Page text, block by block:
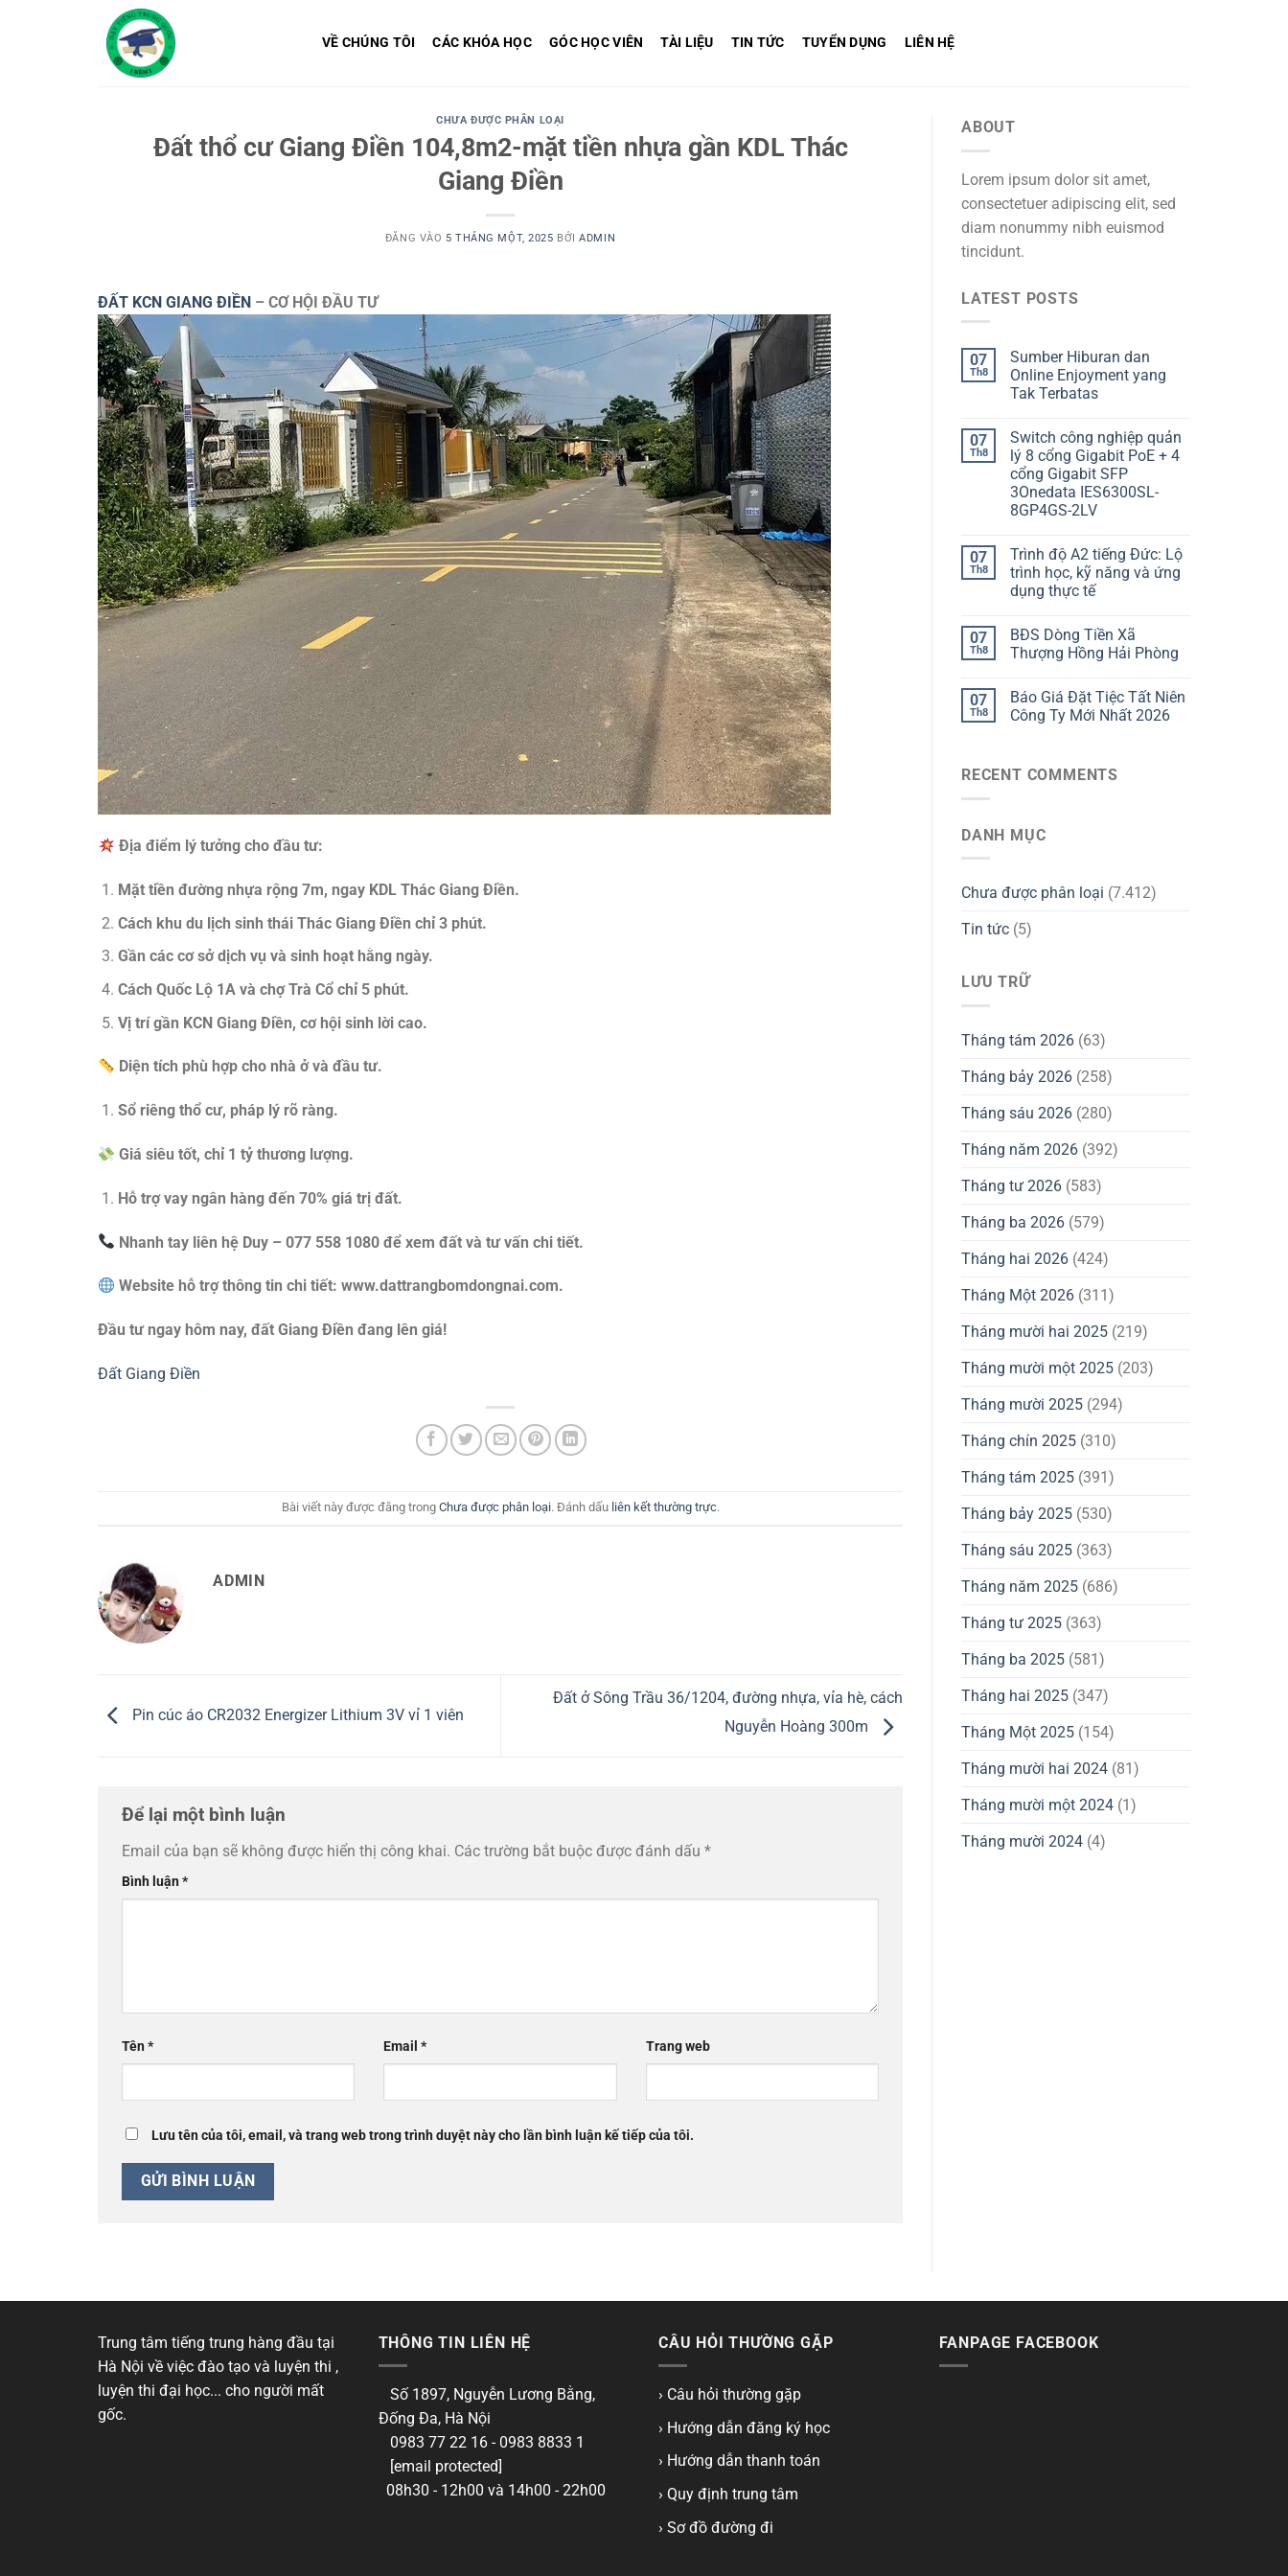
VỀ CHÚNG TÔI CÁC KHÓA HỌC GÓC HỌC VIÊN TÀI LIỆU TIN TỨC TUYỂN DỤNG LIÊN HỆ
CHƯA ĐƯỢC PHÂN LOẠI
Đất thổ cư Giang Điền 104,8m2-mặt tiền nhựa gần KDL Thác
Giang Điền
ĐĂNG VÀO 5 THÁNG MỘT, 2025 BỞIADMIN
ĐẤT KCN GIANG ĐIỀN – CƠ HỘI ĐẦU TƯ
Địa điểm lý tưởng cho đầu tư:
Mặt tiền đường nhựa rộng 7m, ngay KDL Thác Giang Điền.
Cách khu du lịch sinh thái Thác Giang Điền chỉ 3 phút.
Gần các cơ sở dịch vụ và sinh hoạt hằng ngày.
Cách Quốc Lộ 1A và chợ Trà Cổ chỉ 5 phút.
Vị trí gần KCN Giang Điền, cơ hội sinh lời cao.
Diện tích phù hợp cho nhà ở và đầu tư.
Sổ riêng thổ cư, pháp lý rõ ràng.
Giá siêu tốt, chỉ 1 tỷ thương lượng.
Hỗ trợ vay ngân hàng đến 70% giá trị đất.
Nhanh tay liên hệ Duy – 077 558 1080 để xem đất và tư vấn chi tiết.
Website hỗ trợ thông tin chi tiết: www.dattrangbomdongnai.com.
Đầu tư ngay hôm nay, đất Giang Điền đang lên giá!
Đất Giang Điền
Bài viết này được đăng trong Chưa được phân loại. Đánh dấu liên kết thường trực.
ADMIN
Pin cúc áo CR2032 Energizer Lithium 3V vỉ 1 viên
Đất ở Sông Trầu 36/1204, đường nhựa, vỉa hè, cách
Nguyễn Hoàng 300m
Để lại một bình luận
Email của bạn sẽ không được hiển thị công khai. Các trường bắt buộc được đánh dấu *
Bình luận*
Tên* Email* Trang web
Lưu tên của tôi, email, và trang web trong trình duyệt này cho lần bình luận kế tiếp của tôi.
ABOUT
Lorem ipsum dolor sit amet,
consectetuer adipiscing elit, sed
diam nonummy nibh euismod
tincidunt.
LATEST POSTS
07
Th8
Sumber Hiburan dan
Online Enjoyment yang
Tak Terbatas
07
Th8
Switch công nghiệp quản
lý 8 cổng Gigabit PoE + 4
cổng Gigabit SFP
3Onedata IES6300SL-
8GP4GS-2LV
07
Th8
Trình độ A2 tiếng Đức: Lộ
trình học, kỹ năng và ứng
dụng thực tế
07
Th8
BĐS Dòng Tiền Xã
Thượng Hồng Hải Phòng
07
Th8
Báo Giá Đặt Tiệc Tất Niên
Công Ty Mới Nhất 2026
RECENT COMMENTS
DANH MỤC
Chưa được phân loại (7.412)
Tin tức (5)
LƯU TRỮ
Tháng tám 2026 (63)
Tháng bảy 2026 (258)
Tháng sáu 2026 (280)
Tháng năm 2026 (392)
Tháng tư 2026 (583)
Tháng ba 2026 (579)
Tháng hai 2026 (424)
Tháng Một 2026 (311)
Tháng mười hai 2025 (219)
Tháng mười một 2025 (203)
Tháng mười 2025 (294)
Tháng chín 2025 (310)
Tháng tám 2025 (391)
Tháng bảy 2025 (530)
Tháng sáu 2025 (363)
Tháng năm 2025 (686)
Tháng tư 2025 (363)
Tháng ba 2025 (581)
Tháng hai 2025 (347)
Tháng Một 2025 (154)
Tháng mười hai 2024 (81)
Tháng mười một 2024 (1)
Tháng mười 2024 (4)
Trung tâm tiếng trung hàng đầu tại
Hà Nội về việc đào tạo và luyện thi ,
luyện thi đại học... cho người mất
gốc.
THÔNG TIN LIÊN HỆ
Số 1897, Nguyễn Lương Bằng,
Đống Đa, Hà Nội
0983 77 22 16 - 0983 8833 1
[email protected]
08h30 - 12h00 và 14h00 - 22h00
CÂU HỎI THƯỜNG GẶP
› Câu hỏi thường gặp
› Hướng dẫn đăng ký học
› Hướng dẫn thanh toán
› Quy định trung tâm
› Sơ đồ đường đi
FANPAGE FACEBOOK